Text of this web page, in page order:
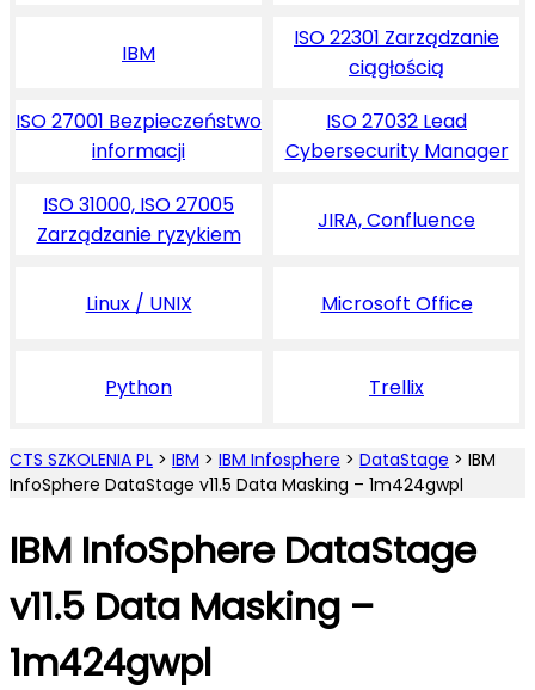
IBM
ISO 22301 Zarządzanie
ciągłością
ISO 27001 Bezpieczeństwo
informacji
ISO 27032 Lead
Cybersecurity Manager
ISO 31000, ISO 27005
Zarządzanie ryzykiem
JIRA, Confluence
Linux / UNIX Microsoft Office
Python Trellix
CTS SZKOLENIA PL > IBM > IBM Infosphere > DataStage > IBM
InfoSphere DataStage v11.5 Data Masking – 1m424gwpl
IBM InfoSphere DataStage
v11.5 Data Masking –
1m424gwpl